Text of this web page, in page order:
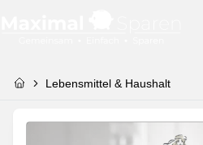
Lebensmittel & Haushalt